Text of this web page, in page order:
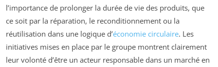
l’importance de prolonger la durée de vie des produits, que
ce soit par la réparation, le reconditionnement ou la
réutilisation dans une logique d’économie circulaire. Les
initiatives mises en place par le groupe montrent clairement
leur volonté d’être un acteur responsable dans un marché en